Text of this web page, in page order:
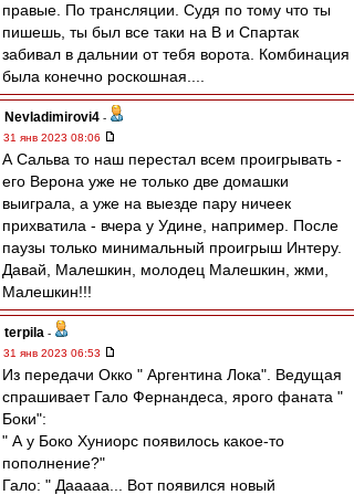
правые. По трансляции. Судя по тому что ты
пишешь, ты был все таки на В и Спартак
забивал в дальнии от тебя ворота. Комбинация
была конечно роскошная....
Nevladimirovi4 -
31 янв 2023 08:06
А Сальва то наш перестал всем проигрывать -
его Верона уже не только две домашки
выиграла, а уже на выезде пару ничеек
прихватила - вчера у Удине, например. После
паузы только минимальный проигрыш Интеру.
Давай, Малешкин, молодец Малешкин, жми,
Малешкин!!!
terpila -
31 янв 2023 06:53
Из передачи Окко " Аргентина Лока". Ведущая
спрашивает Гало Фернандеса, ярого фаната "
Боки":
" А у Боко Хуниорс появилось какое-то
пополнение?"
Гало: " Дааааа... Вот появился новый